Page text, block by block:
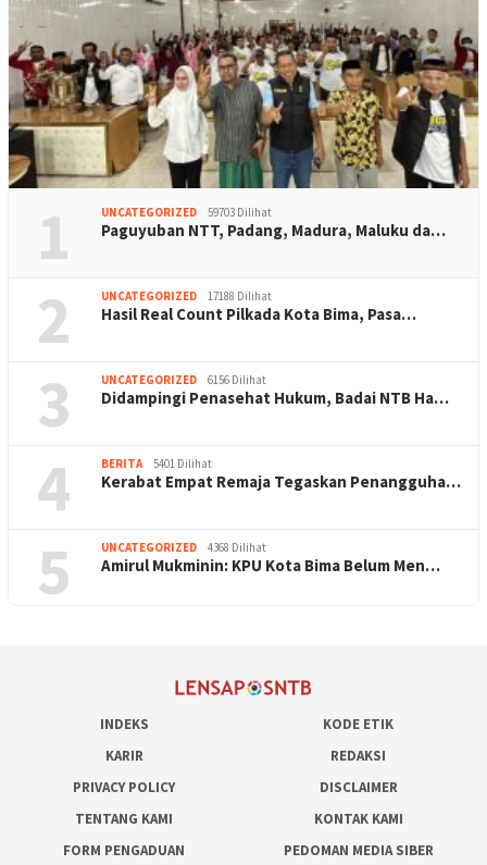
1 UNCATEGORIZED 59703 Dilihat
Paguyuban NTT, Padang, Madura, Maluku da…
2 UNCATEGORIZED 17188 Dilihat
Hasil Real Count Pilkada Kota Bima, Pasa…
3 UNCATEGORIZED 6156 Dilihat
Didampingi Penasehat Hukum, Badai NTB Ha…
4 BERITA 5401 Dilihat
Kerabat Empat Remaja Tegaskan Penangguha…
5 UNCATEGORIZED 4368 Dilihat
Amirul Mukminin: KPU Kota Bima Belum Men…
INDEKS
KODE ETIK
KARIR
REDAKSI
PRIVACY POLICY
DISCLAIMER
TENTANG KAMI
KONTAK KAMI
FORM PENGADUAN
PEDOMAN MEDIA SIBER